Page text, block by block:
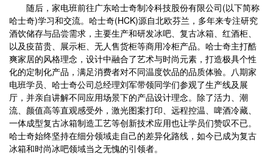
随后，家电班前往广东哈士奇制冷科技股份有限公司(以下简称
哈士奇)学习和交流。哈士奇(HCK)源自北欧芬兰，多年来专注研究
酒饮储存与品尝需求，主要生产和研发冰吧、复古冰箱、红酒柜、
以及疫苗贵、展示柜、无人售货柜等商用冷柜产品。哈士奇主打酷
爽家居的风格理念，设计中融合了艺术与时尚元素，打造极具个性
化的定制化产品，满足消费者对不同温度饮品的品质体验。八期家
电班学员、哈士奇公司总经理刘军带领同学们参观了生产线及展
厅，并亲自讲解不同应用场景下的产品设计理念。除了活力、潮
流、颜值高等直观感受外，激光图案打印、远程控温、啤酒冷藏、
一体成型复古冰箱制造工艺等创新技术应用也让学员们赞叹不已。
哈士奇始终坚持在细分领域走自己的差异化路线，如今已成为复古
冰箱和时尚冰吧领域当之无愧的引领者。